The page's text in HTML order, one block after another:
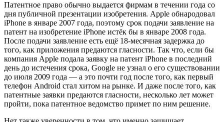
Патентное право обычно выдается фирмам в течении года со
дня публичной презентации изобретения. Apple обнародовал
iPhone в январе 2007 года, поэтому срок подачи заявление на
патент на изобретение iPhone истёк бы в январе 2008 года.
После подачи заявление есть ещё 18-месячная задержка до
того, как приложения предаются гласности. Так что, если бы
компания Apple подала заявку на патент iPhone в последний
день до истечения срока, Google не узнал о его существовании
до июля 2009 года — а это почти год после того, как первый
телефон Android стал хитом на рынке. И даже после того, как
патентные заявки предаются гласности, несколько лет может
пройти, пока патентное ведомство примет по ним решение.